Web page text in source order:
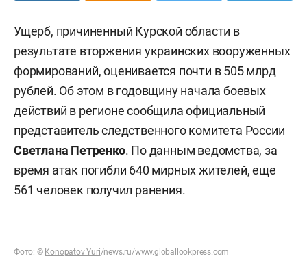
Ущерб, причиненный Курской области в
результате вторжения украинских вооруженных
формирований, оценивается почти в 505 млрд
рублей. Об этом в годовщину начала боевых
действий в регионесообщилаофициальный
представитель следственного комитета России
Светлана Петренко. По данным ведомства, за
время атак погибли 640 мирных жителей, еще
561 человек получил ранения.
Фото: © Konopatov Yuri/news.ru/www.globallookpress.com